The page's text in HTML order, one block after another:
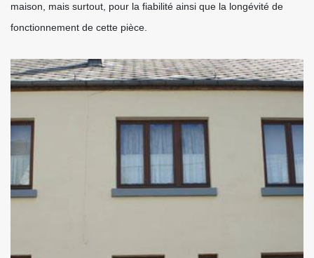
maison, mais surtout, pour la fiabilité ainsi que la longévité de
fonctionnement de cette pièce.